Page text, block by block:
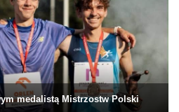
medalistą Mistrzostw Polski